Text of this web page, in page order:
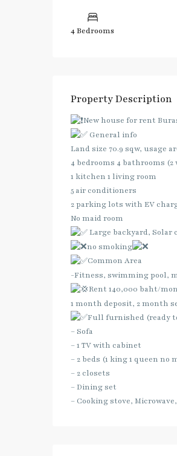
4 Bedrooms
Property Description
New house for rent
General info
Land size 70.9 sqw, usage
4 bedrooms 4 bathrooms
1 kitchen 1 living room
5 air conditioners
2 parking lots with EV
No maid room
Large backyard,
no smoking
Common Area
-Fitness, swimming pool,
Rent 140,000 baht/
1 month deposit, 2 month
Full furnished (ready
– Sofa
– 1 TV with cabinet
– 2 beds (1 king 1 queen no
– 2 closets
– Dining set
– Cooking stove,